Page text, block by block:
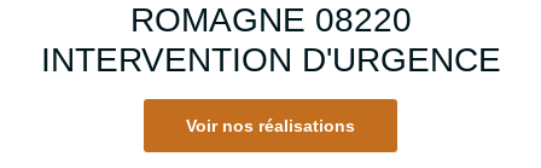
ROMAGNE 08220
INTERVENTION D'URGENCE
Voir nos réalisations